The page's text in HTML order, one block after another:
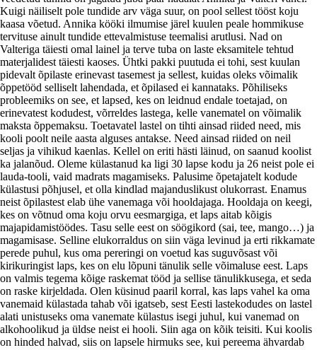
Kuigi näiliselt pole tundide arv väga suur, on pool sellest tööst koju
kaasa võetud. Annika kööki ilmumise järel kuulen peale hommikuse
tervituse ainult tundide ettevalmistuse teemalisi arutlusi. Nad on
Valteriga täiesti omal lainel ja terve tuba on laste eksamitele tehtud
materjalidest täiesti kaoses. Ühtki pakki puutuda ei tohi, sest kuulan
pidevalt õpilaste erinevast tasemest ja sellest, kuidas oleks võimalik
õppetööd selliselt lahendada, et õpilased ei kannataks. Põhiliseks
probleemiks on see, et lapsed, kes on leidnud endale toetajad, on
erinevatest kodudest, võrreldes lastega, kelle vanematel on võimalik
maksta õppemaksu. Toetavatel lastel on tihti ainsad riided need, mis
kooli poolt neile aasta alguses antakse. Need ainsad riided on neil
seljas ja vihikud kaenlas. Kellel on eriti hästi läinud, on saanud koolist
ka jalanõud. Oleme külastanud ka ligi 30 lapse kodu ja 26 neist pole ei
lauda-tooli, vaid madrats magamiseks. Palusime õpetajatelt kodude
külastusi põhjusel, et olla kindlad majanduslikust olukorrast. Enamus
neist õpilastest elab ühe vanemaga või hooldajaga. Hooldaja on keegi,
kes on võtnud oma koju orvu eesmargiga, et laps aitab kõigis
majapidamistöödes. Tasu selle eest on söögikord (sai, tee, mango…) ja
magamisase. Selline elukorraldus on siin väga levinud ja erti rikkamate
perede puhul, kus oma pereringi on voetud kas suguvõsast või
kirikuringist laps, kes on elu lõpuni tänulik selle võimaluse eest. Laps
on valmis tegema kõige raskemat tööd ja sellise tänulikkusega, et seda
on raske kirjeldada. Olen küsinud paaril korral, kas laps vahel ka oma
vanemaid külastada tahab või igatseb, sest Eesti lastekodudes on lastel
alati unistuseks oma vanemate külastus isegi juhul, kui vanemad on
alkohoolikud ja üldse neist ei hooli. Siin aga on kõik teisiti. Kui koolis
on hinded halvad, siis on lapsele hirmuks see, kui pereema ähvardab